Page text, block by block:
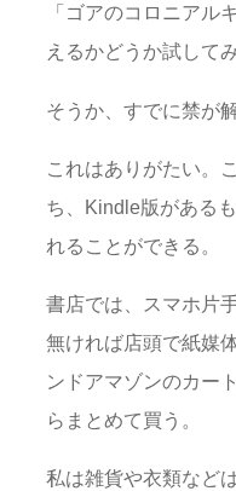
「ゴアのコロニアル
えるかどうか試して
そうか、すでに禁が
これはありがたい。
ち、Kindle版がある
れることができる。
書店では、スマホ片
無ければ店頭で紙媒
ンドアマゾンのカー
らまとめて買う。
私は雑貨や衣類など